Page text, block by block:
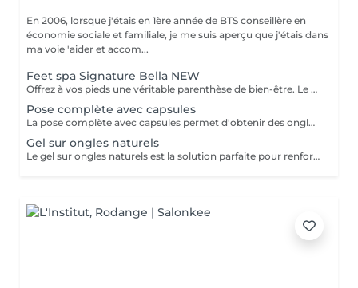
En 2006, lorsque j'étais en 1ère année de BTS conseillère en
économie sociale et familiale, je me suis aperçu que j'étais dans
ma voie 'aider et accom...
Feet spa Signature Bella NEW
Offrez à vos pieds une véritable parenthèse de bien-être. Le Feet Spa Signature Bella Linea est un rituel de relaxation de 45 minutes, réalisé avec notre appareil, spécialement adapté aux pieds. L'association de l'eau chaude, des jets relaxants et d'un massage expert procure une sensation immédiate de légèreté tout en prenant soin de votre peau. Le déroulement du soin -Nettoyage et préparation des pieds -Bain relaxant avec jets d'eau -Gommage exfoliant pour éliminer les cellules mortes -Soin anti-callosités ciblé -Massage relaxant des pieds -Hydratation intense pour une peau douce et nourrie. Les bienfaits -Soulage les pieds fatigués -Diminue les sensations de lourdeur -Adoucit les callosités -Hydrate intensément la peau -Favorise la détente et réduit le stress Laisse les pieds doux et sublimés Que vous passiez vos journées debout, que vous pratiquiez une activité sportive ou que vous souhaitiez simplement vous accorder un moment pour vous, le Feet Spa Signature est le soin idéal pour retrouver des pieds légers et parfaitement entretenus.
Pose complète avec capsules
La pose complète avec capsules permet d'obtenir des ongles longs et élégants, parfaitement adaptés à vos envies. Après une préparation minutieuse de vos ongles naturels, des capsules sont posées et façonnées pour créer la forme idéale. Un renforcement en gel ou en résine assure solidité et tenue. Ce soin est exclusivement réservé aux clientes qui se présentent avec leurs ongles naturels, afin de garantir un résultat durable et harmonieux. La prestation se termine par la mise en beauté de vos ongles selon vos préférences : couleur unie, french raffinée ou décorations personnalisées.
Gel sur ongles naturels
Le gel sur ongles naturels est la solution parfaite pour renforcer et embellir vos propres ongles, sans extension. Après une préparation minutieuse, un gel UV est appliqué directement sur l'ongle, créant une surface lisse, résistante et brillante. Le travail des cuticules (manucure combinée) est inclus dans la prestation. Cette technique permet de conserver la longueur naturelle tout en apportant solidité et élégance, pour des mains toujours impeccables et une tenue longue durée.